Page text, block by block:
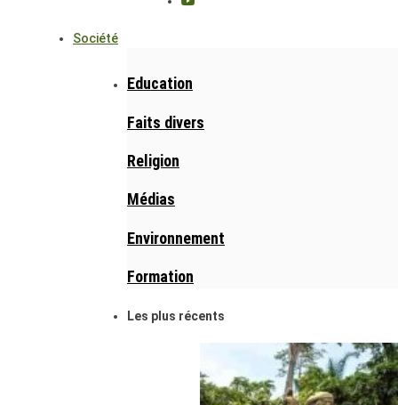
Société
Education
Faits divers
Religion
Médias
Environnement
Formation
Les plus récents